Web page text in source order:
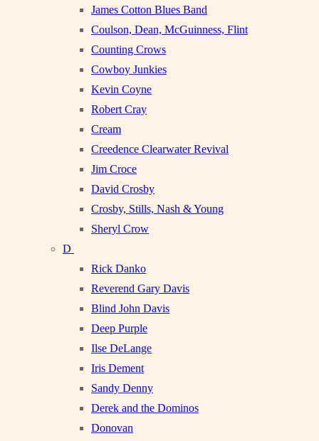
James Cotton Blues Band
Coulson, Dean, McGuinness, Flint
Counting Crows
Cowboy Junkies
Kevin Coyne
Robert Cray
Cream
Creedence Clearwater Revival
Jim Croce
David Crosby
Crosby, Stills, Nash & Young
Sheryl Crow
D
Rick Danko
Reverend Gary Davis
Blind John Davis
Deep Purple
Ilse DeLange
Iris Dement
Sandy Denny
Derek and the Dominos
Donovan